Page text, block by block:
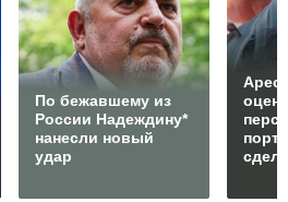
По бежавшему из
России Надеждину*
нанесли новый
удар